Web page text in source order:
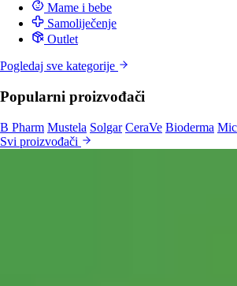
Mame i bebe
Samoliječenje
Outlet
Pogledaj sve kategorije
Popularni proizvođači
B Pharm Mustela Solgar CeraVe Bioderma
Svi proizvođači